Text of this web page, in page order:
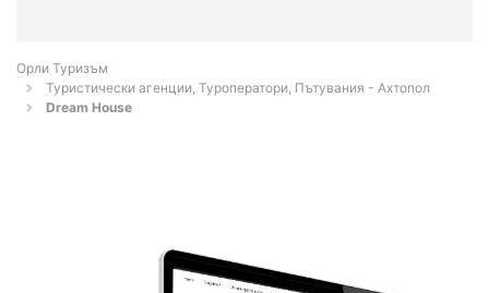
Орли Туризъм
Туристически агенции, Туроператори, Пътувания - Ахтопол
Dream House